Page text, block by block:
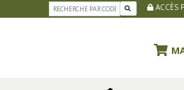
ACCÈS